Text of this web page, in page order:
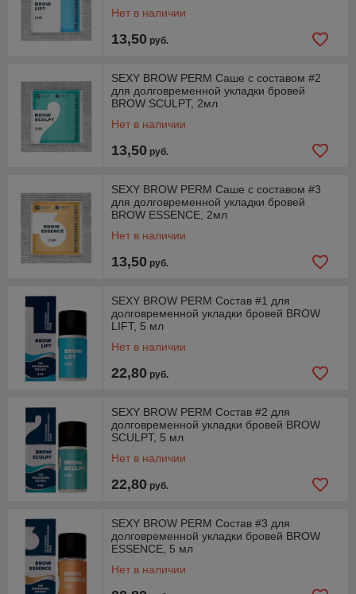
Нет в наличии
13,50 руб.
SEXY BROW PERM Саше с составом #2
для долговременной укладки бровей
BROW SCULPT, 2мл
Нет в наличии
13,50 руб.
SEXY BROW PERM Саше с составом #3
для долговременной укладки бровей
BROW ESSENCE, 2мл
Нет в наличии
13,50 руб.
SEXY BROW PERM Состав #1 для
долговременной укладки бровей BROW
LIFT, 5 мл
Нет в наличии
22,80 руб.
SEXY BROW PERM Состав #2 для
долговременной укладки бровей BROW
SCULPT, 5 мл
Нет в наличии
22,80 руб.
SEXY BROW PERM Состав #3 для
долговременной укладки бровей BROW
ESSENCE, 5 мл
Нет в наличии